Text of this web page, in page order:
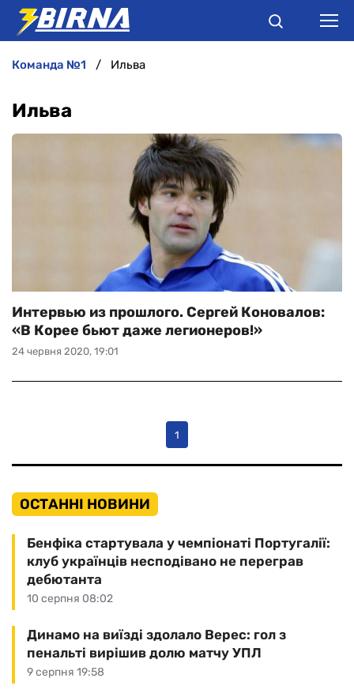
команда №1 Ильва
Ильва
24 червня 2020, 19:01
Интервью из прошлого. Сергей Коновалов:
«В Корее бьют даже легионеров!»
1
ОСТАННІ НОВИНИ
10 серпня 08:02
Бенфіка стартувала у чемпіонаті Португалії:
клуб українців несподівано не переграв
дебютанта
9 серпня 19:58
Динамо на виїзді здолало Верес: гол з
пенальті вирішив долю матчу УПЛ